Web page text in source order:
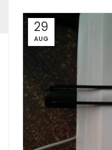
29
AUG